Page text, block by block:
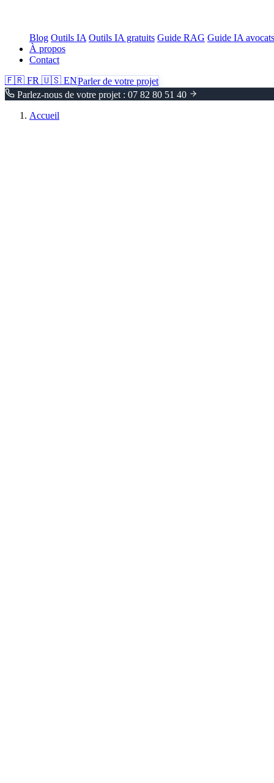
Blog Outils IA Outils IA gratuits Guide RAG Guide IA avocats
À propos
Contact
🇫🇷 FR 🇺🇸 ENParler de votre projet
Parlez-nous de votre projet : 07 82 80 51 40
Accueil